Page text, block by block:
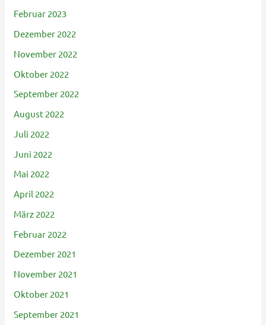
Februar 2023
Dezember 2022
November 2022
Oktober 2022
September 2022
August 2022
Juli 2022
Juni 2022
Mai 2022
April 2022
März 2022
Februar 2022
Dezember 2021
November 2021
Oktober 2021
September 2021